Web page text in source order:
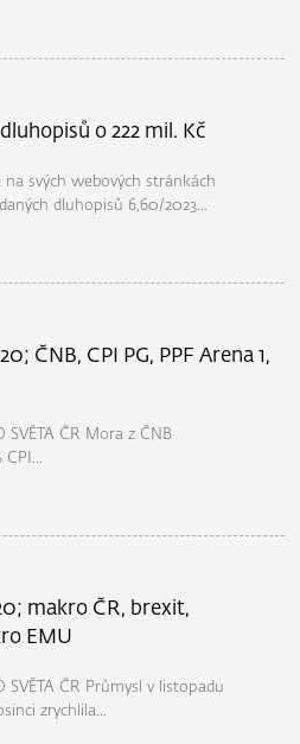
o 222 mil. Kč
svých webových stránkách
dluhopisů 6,60/2023...
ČNB, CPI PG, PPF Arena 1,
SVĚTA ČR Mora z ČNB
CPI...
makro ČR, brexit,
EMU
SVĚTA ČR Průmysl v listopadu
zrychlila...